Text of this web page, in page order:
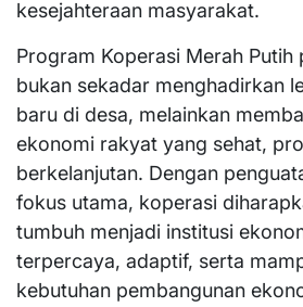
kesejahteraan masyarakat.
Program Koperasi Merah Putih
bukan sekadar menghadirkan
baru di desa, melainkan
ekonomi rakyat yang sehat,
berkelanjutan. Dengan
fokus utama, koperasi
tumbuh menjadi institusi
terpercaya, adaptif, serta
kebutuhan pembangunan